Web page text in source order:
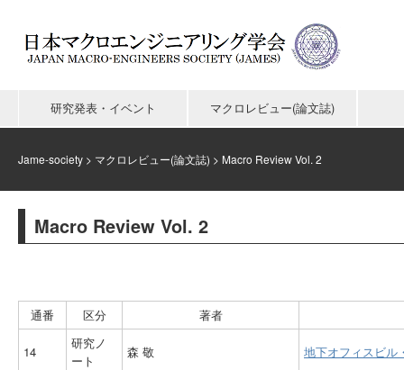
研究発表・イベント マクロレビュー(論文誌)
Jame-society > マクロレビュー(論文誌) > Macro Review Vol. 2
Macro Review Vol. 2
通番 区分 著者
14
研究ノ
ート
森 敬 地下オフィスビ